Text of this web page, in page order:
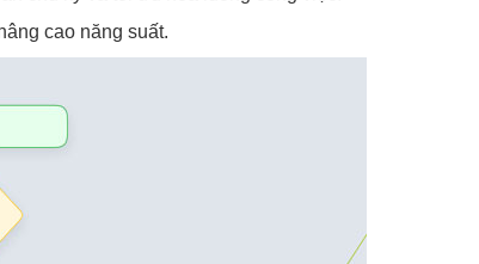
cao năng suất.